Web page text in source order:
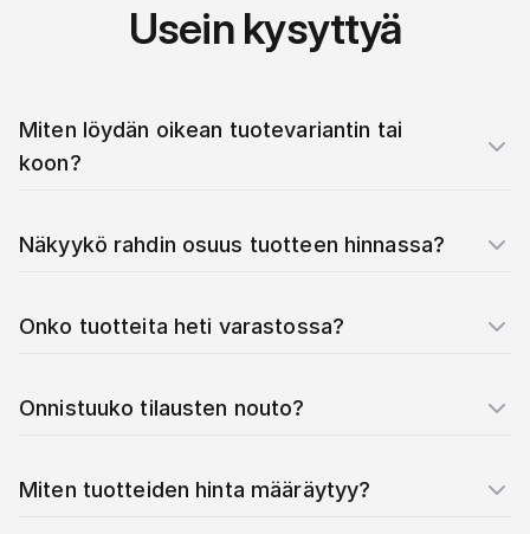
Usein kysyttyä
Miten löydän oikean tuotevariantin tai
koon?
Näkyykö rahdin osuus tuotteen hinnassa?
Onko tuotteita heti varastossa?
Onnistuuko tilausten nouto?
Miten tuotteiden hinta määräytyy?